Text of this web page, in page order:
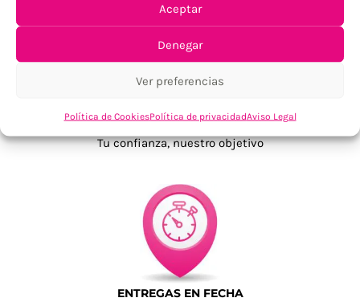
Aceptar
Denegar
Ver preferencias
Política de CookiesPolítica de privacidadAviso Legal
TU SATISFACCIÓN = LA NUESTRA
Tu confianza, nuestro objetivo
ENTREGAS EN FECHA